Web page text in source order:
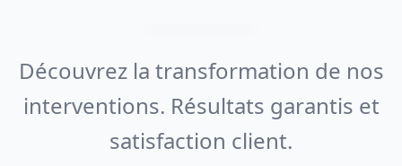
Découvrez la transformation de nos
interventions. Résultats garantis et
satisfaction client.